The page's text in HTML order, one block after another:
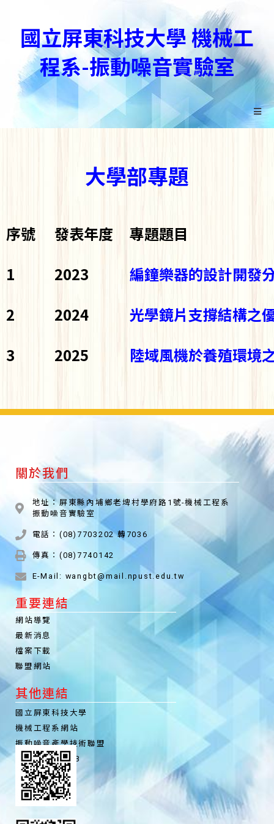
國立屏東科技大學 機械工
程系-振動噪音實驗室
大學部專題
序號 發表年度
專題題目
1
2023
編鐘樂器的設計開發
2
2024
光學鏡片支撐結構之
3
2025 陸域風機於養殖環境
關於我們
地址：屏東縣內埔鄉老埤村學府路1號-機械工程系
振動噪音實驗室
電話：(08)7703202 轉7036
傳真：(08)7740142
E-Mail: wangbt@mail.npust.edu.tw
重要連結
網站導覽
最新消息
檔案下載
聯盟網站
其他連結
國立屏東科技大學
機械工程系網站
振動噪音產學技術聯盟
聯盟粉絲專頁FB